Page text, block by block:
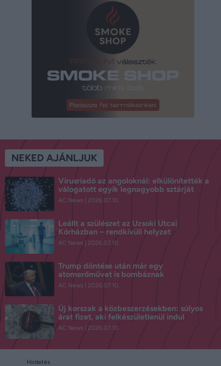
NEKED AJÁNLJUK
Vírusriadó az angoloknál: elkülönítették a
válogatott egyik legnagyobb sztárját
AC News 2026.07.10.
Leállt a szülészet az Uzsoki Utcai
Kórházban – rendkívüli helyzet
AC News 2026.07.10.
Trump döntése után már egy
atomerőművet is bombáznak
AC News 2026.07.10.
Új korszak a közbeszerzésekben: súlyos
árat fizet, aki felkészületlenül indul
AC News 2026.07.10.
Hirdetés